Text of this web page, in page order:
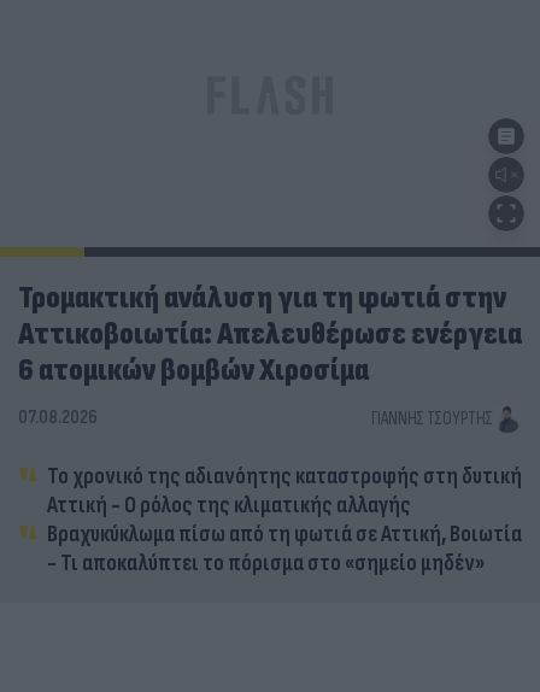
Τρομακτική ανάλυση για τη φωτιά στην
Αττικοβοιωτία: Απελευθέρωσε ενέργεια
6 ατομικών βομβών Χιροσίμα
07.08.2026 ΓΙΆΝΝΗΣ ΤΣΟΎΡΤΗΣ
Το χρονικό της αδιανόητης καταστροφής στη δυτική
Αττική - Ο ρόλος της κλιματικής αλλαγής
Βραχυκύκλωμα πίσω από τη φωτιά σε Αττική, Βοιωτία
- Τι αποκαλύπτει το πόρισμα στο «σημείο μηδέν»